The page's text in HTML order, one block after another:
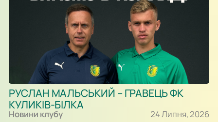
РУСЛАН МАЛЬСЬКИЙ – ГРАВЕЦЬ ФК
КУЛИКІВ-БІЛКА
Новини клубу 24 Липня, 2026